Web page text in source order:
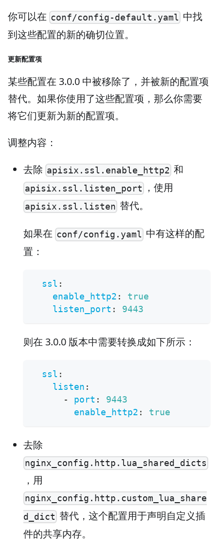
你可以在 conf/config-default.yaml 中找
到这些配置的新的确切位置。
更新配置项
某些配置在 3.0.0 中被移除了，并被新的配置项
替代。如果你使用了这些配置项，那么你需要
将它们更新为新的配置项。
调整内容：
去除 apisix.ssl.enable_http2 和
apisix.ssl.listen_port ，使用
apisix.ssl.listen 替代。
如果在 conf/config.yaml 中有这样的配
置：
ssl :
enable_http2 :
true
listen_port : 9443
则在 3.0.0 版本中需要转换成如下所示：
ssl :
listen :
-
port :
9443
enable_http2 : true
去除
nginx_config.http.lua_shared_dicts
，用
nginx_config.http.custom_lua_share
d_dict 替代，这个配置用于声明自定义插
件的共享内存。